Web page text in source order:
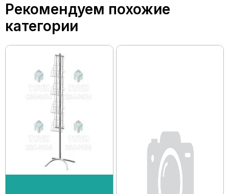
Рекомендуем похожие
категории